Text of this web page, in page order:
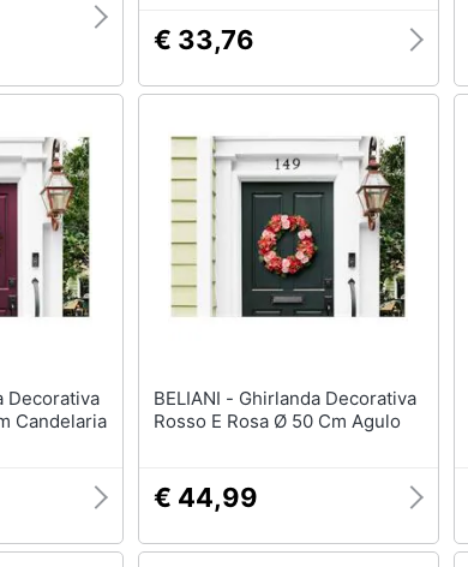
€ 33,76
Candelaria
BELIANI - Ghirlanda Decorativa
Rosso E Rosa Ø 50 Cm Agulo
€ 44,99